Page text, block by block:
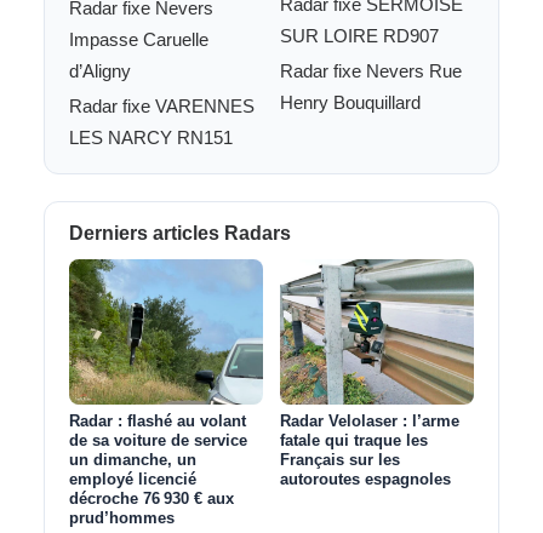
Radar fixe Nevers
Impasse Caruelle
d’Aligny
Radar fixe VARENNES
LES NARCY RN151
Radar fixe SERMOISE
SUR LOIRE RD907
Radar fixe Nevers Rue
Henry Bouquillard
Derniers articles Radars
Radar : flashé au volant
de sa voiture de service
un dimanche, un
employé licencié
décroche 76 930 € aux
prud’hommes
Radar Velolaser : l’arme
fatale qui traque les
Français sur les
autoroutes espagnoles